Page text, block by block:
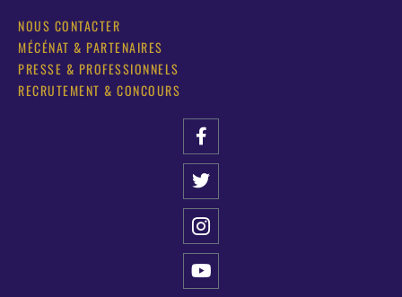
NOUS CONTACTER
MÉCÉNAT & PARTENAIRES
PRESSE & PROFESSIONNELS
RECRUTEMENT & CONCOURS